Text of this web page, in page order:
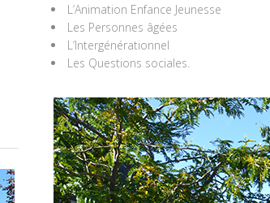
L’Animation Enfance Jeunesse
Les Personnes âgées
L’Intergénérationnel
Les Questions sociales.